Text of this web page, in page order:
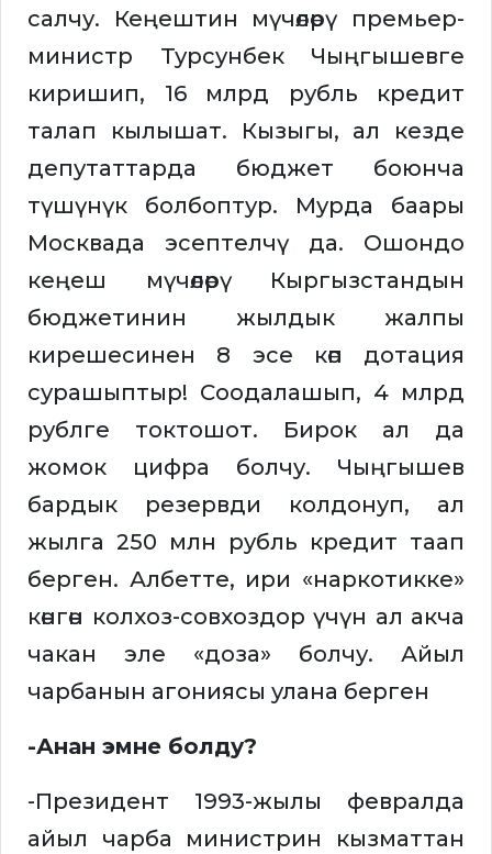
салчу. Кеңештин мүчөлөрү премьер-
министр Турсунбек Чыңгышевге
киришип, 16 млрд рубль кредит
талап кылышат. Кызыгы, ал кезде
депутаттарда бюджет боюнча
түшүнүк болбоптур. Мурда баары
Москвада эсептелчү да. Ошондо
кеңеш мүчөлөрү Кыргызстандын
бюджетинин жылдык жалпы
кирешесинен 8 эсе көп дотация
сурашыптыр! Соодалашып, 4 млрд
рублге токтошот. Бирок ал да
жомок цифра болчу. Чыңгышев
бардык резервди колдонуп, ал
жылга 250 млн рубль кредит таап
берген. Албетте, ири «наркотикке»
көнгөн колхоз-совхоздор үчүн ал акча
чакан эле «доза» болчу. Айыл
чарбанын агониясы улана берген
-Анан эмне болду?
-Президент 1993-жылы февралда
айыл чарба министрин кызматтан